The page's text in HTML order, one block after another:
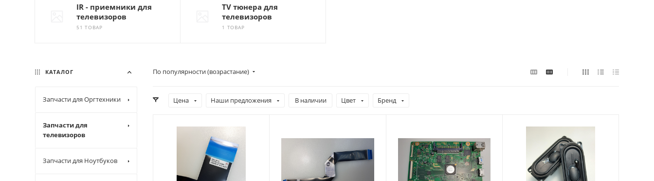
IR - приемники для
телевизоров
51 ТОВАР
TV тюнера для
телевизоров
1 ТОВАР
По популярности (возрастание)
Цена Наши предложения В наличии Цвет Бренд
КАТАЛОГ
Запчасти для Оргтехники
Запчасти для
телевизоров
Запчасти для Ноутбуков